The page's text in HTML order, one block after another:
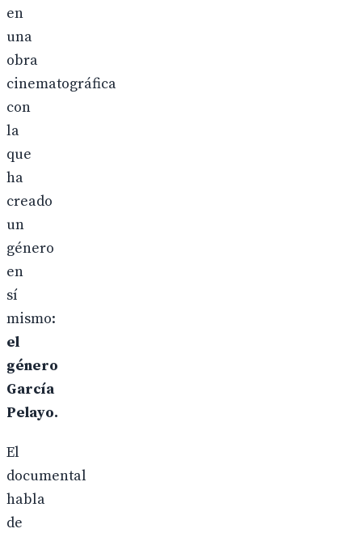
en
una
obra
cinematográfica
con
la
que
ha
creado
un
género
en
sí
mismo:
el
género
García
Pelayo.
El
documental
habla
de